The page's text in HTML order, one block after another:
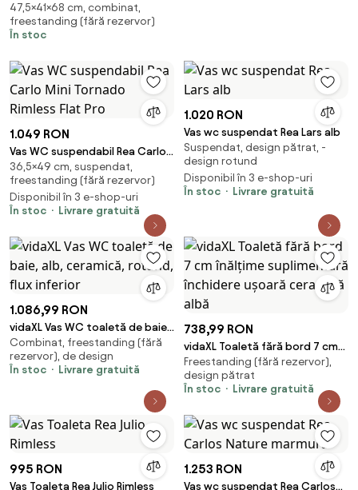
Inteligent cu rezervor integrat,
deschidere automată, spălare
cu apă caldă, uscare, senzor de
LED, evacuare P-Trap, Alb
47,5×41×68 cm, combinat,
freestanding (fără rezervor)
În stoc
1.049 RON
Vas WC suspendabil Rea Carlo
Mini Tornado Rimless Flat Pro
36,5×49 cm, suspendat,
freestanding (fără rezervor)
Disponibil în 3 e-shop-uri
În stoc
Livrare gratuită
1.020 RON
Vas wc suspendat Rea Lars alb
Suspendat, design pătrat, -
design rotund
Disponibil în 3 e-shop-uri
În stoc
Livrare gratuită
1.086,99 RON
vidaXL Vas WC toaletă de baie,
alb, ceramică, rotund, flux
inferior
Combinat, freestanding (fără
rezervor), de design
În stoc
Livrare gratuită
738,99 RON
vidaXL Toaletă fără bord 7 cm
înălțime suplimentară închidere
ușoară ceramică albă
Freestanding (fără rezervor),
design pătrat
În stoc
Livrare gratuită
995 RON
Vas Toaleta Rea Julio Rimless
1.253 RON
Vas wc suspendat Rea Carlos